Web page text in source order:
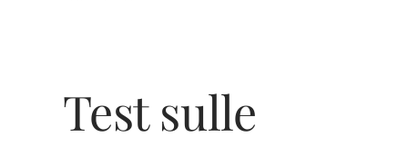
Test sulle